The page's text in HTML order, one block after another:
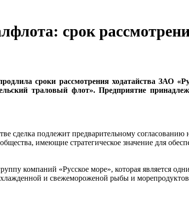
срок
сроки рассмотрения ходатайства ЗАО
траловый флот». Предприятие
сделка подлежит предварительному
имеющие стратегическое значение для
компаний «Русское море», которая является
и свежемороженой рыбы и морепродуктов